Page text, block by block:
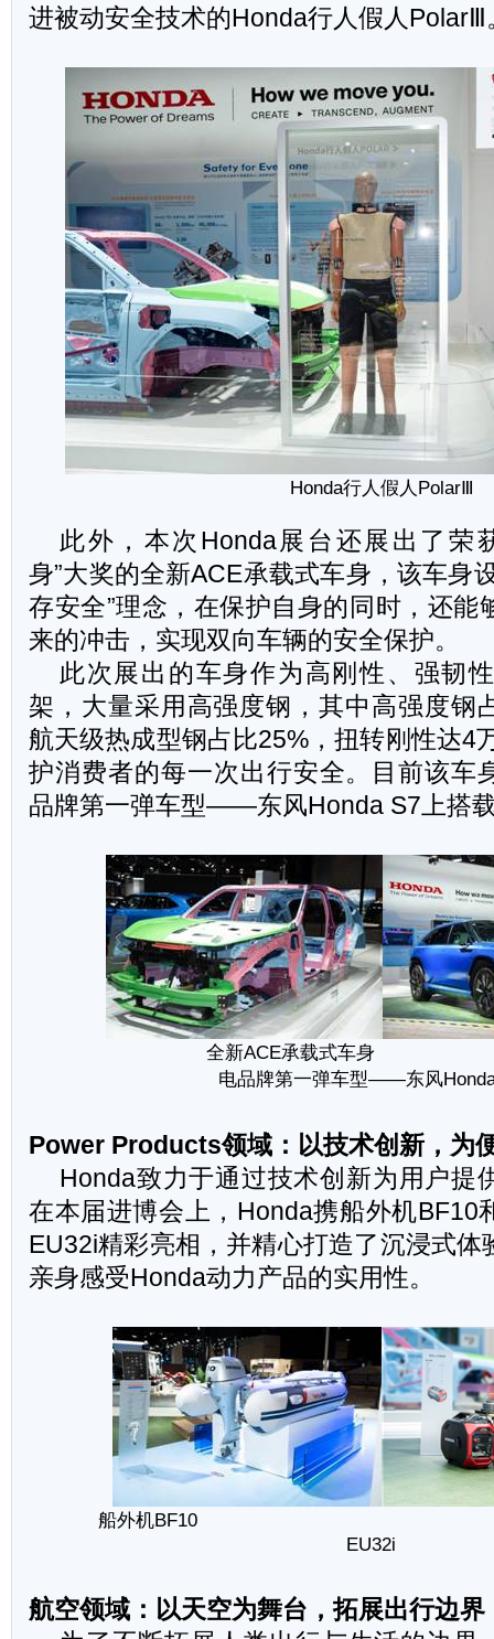
进被动安全技术的Honda行人假人PolarⅢ
Honda行人假人PolarⅢ
此外，本次Honda展台还展出了荣
身”大奖的全新ACE承载式车身，该车身
存安全”理念，在保护自身的同时，还能
来的冲击，实现双向车辆的安全保护。
此次展出的车身作为高刚性、强韧
架，大量采用高强度钢，其中高强度钢
航天级热成型钢占比25%，扭转刚性达4
护消费者的每一次出行安全。目前该车
品牌第一弹车型——东风Honda S7上搭
全新ACE承载式
电品牌第一弹车型——东风
Power Products领域：以技术创新，为
Honda致力于通过技术创新为用户提
在本届进博会上，Honda携船外机BF10
EU32i精彩亮相，并精心打造了沉浸式体
亲身感受Honda动力产品的实用性。
船外机BF10 变频便
EU32i
航空领域：以天空为舞台，拓展出行边界